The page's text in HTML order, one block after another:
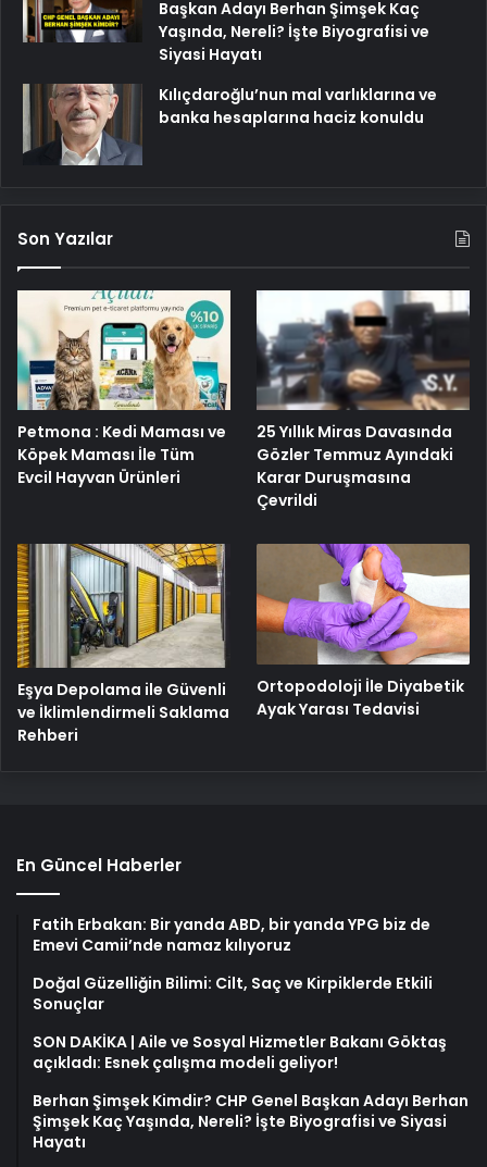
Başkan Adayı Berhan Şimşek Kaç
Yaşında, Nereli? İşte Biyografisi ve
Siyasi Hayatı
Kılıçdaroğlu’nun mal varlıklarına ve
banka hesaplarına haciz konuldu
Son Yazılar
Petmona : Kedi Maması ve
Köpek Maması İle Tüm
Evcil Hayvan Ürünleri
25 Yıllık Miras Davasında
Gözler Temmuz Ayındaki
Karar Duruşmasına
Çevrildi
Eşya Depolama ile Güvenli
ve İklimlendirmeli Saklama
Rehberi
Ortopodoloji İle Diyabetik
Ayak Yarası Tedavisi
En Güncel Haberler
Fatih Erbakan: Bir yanda ABD, bir yanda YPG biz de
Emevi Camii’nde namaz kılıyoruz
Doğal Güzelliğin Bilimi: Cilt, Saç ve Kirpiklerde Etkili
Sonuçlar
SON DAKİKA | Aile ve Sosyal Hizmetler Bakanı Göktaş
açıkladı: Esnek çalışma modeli geliyor!
Berhan Şimşek Kimdir? CHP Genel Başkan Adayı Berhan
Şimşek Kaç Yaşında, Nereli? İşte Biyografisi ve Siyasi
Hayatı